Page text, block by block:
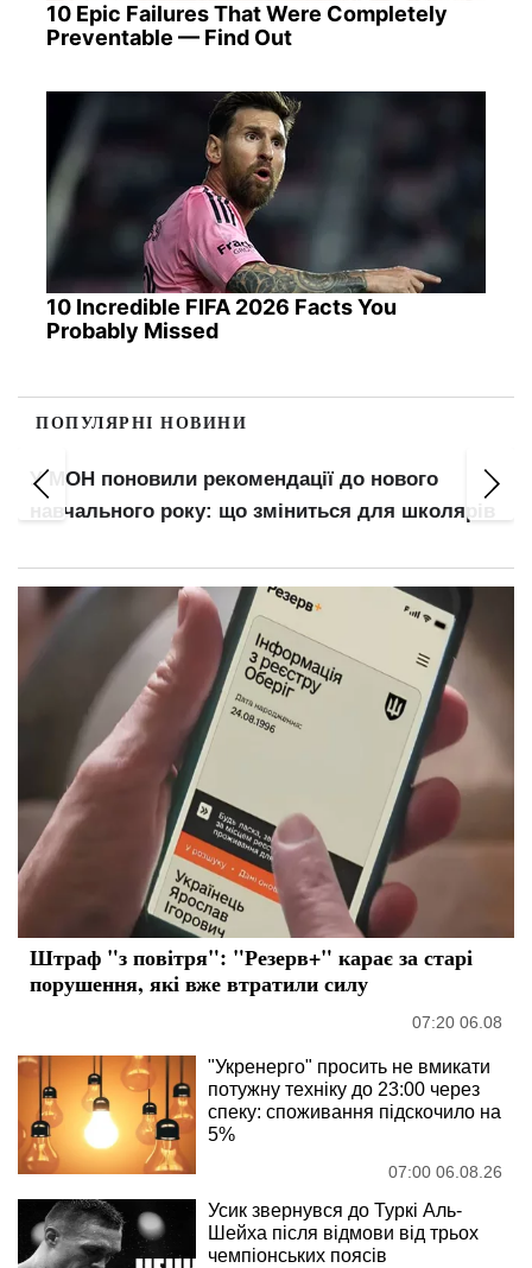
10 Epic Failures That Were Completely
Preventable — Find Out
10 Incredible FIFA 2026 Facts You
Probably Missed
ПОПУЛЯРНІ НОВИНИ
Успіх відвернеться від них: 5 знаків Зодіаку,
які зіткнуться з труднощами
Штраф "з повітря": "Резерв+" карає за старі
порушення, які вже втратили силу
07:20 06.08
"Укренерго" просить не вмикати
потужну техніку до 23:00 через
спеку: споживання підскочило на
5%
07:00 06.08.26
Усик звернувся до Туркі Аль-
Шейха після відмови від трьох
чемпіонських поясів